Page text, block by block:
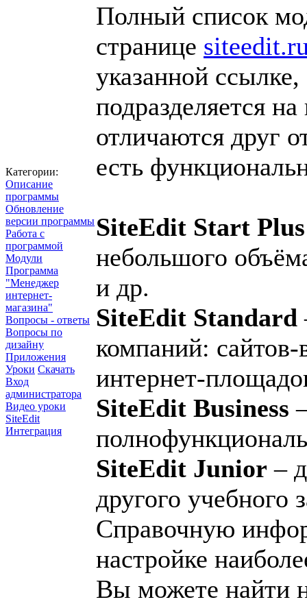
Категории:
Описание
программы
Обновление
версии программы
Работа с
программой
Модули
Программа
"Менеджер
интернет-
магазина"
Вопросы - ответы
Вопросы по
дизайну
Приложения
Уроки Скачать
Вход
администратора
Видео уроки
SiteEdit
Интеграция
Полный список
странице
указанной
подразделяется
отличаются друг
есть
SiteEdit Start Plus
небольшого
и др.
SiteEdit Standard
компаний:
интернет-
SiteEdit Business
SiteEdit Junior –
другого учебного
Справочную
настройке
Вы можете найти